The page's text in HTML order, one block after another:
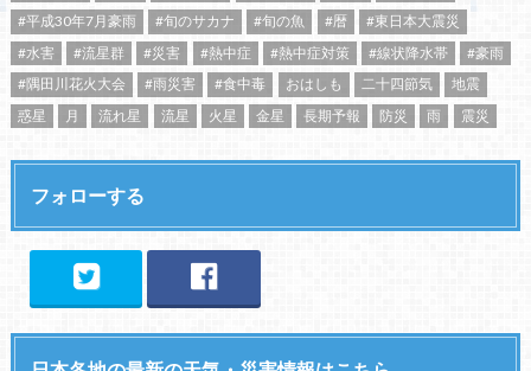
#平成30年7月豪雨
#旬のサカナ #旬の魚 #暦
#東日本大震災
#水害
#流星群 #災害 #熱中症 #熱中症対策 #線状降水帯
#豪雨
#隅田川花火大会
#雨災害 #食中毒 おはしも 二十四節気
地震
惑星
月 流れ星 流星 火星 金星 長期予報 防災 雨 震災
フォローする